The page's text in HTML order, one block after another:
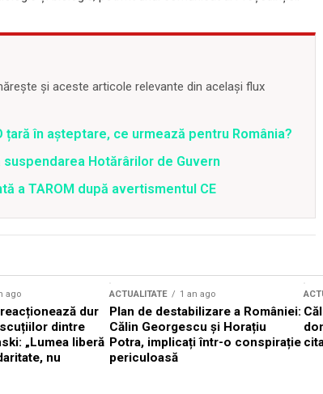
și aceste articole relevante din același flux
în așteptare, ce urmează pentru România?
Hotărârilor de Guvern
a TAROM după avertismentul CE
ago
dur
dintre
„Lumea liberă
nu
ACTUALITATE 1 an ago
Plan de destabilizare a României:
Călin Georgescu și Horațiu
Potra, implicați într-o conspirație
periculoasă